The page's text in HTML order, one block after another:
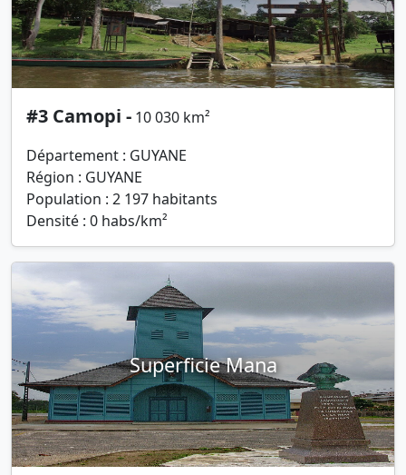
#3 Camopi - 10 030 km²
Département : GUYANE
Région : GUYANE
Population : 2 197 habitants
Densité : 0 habs/km²
Superficie Mana